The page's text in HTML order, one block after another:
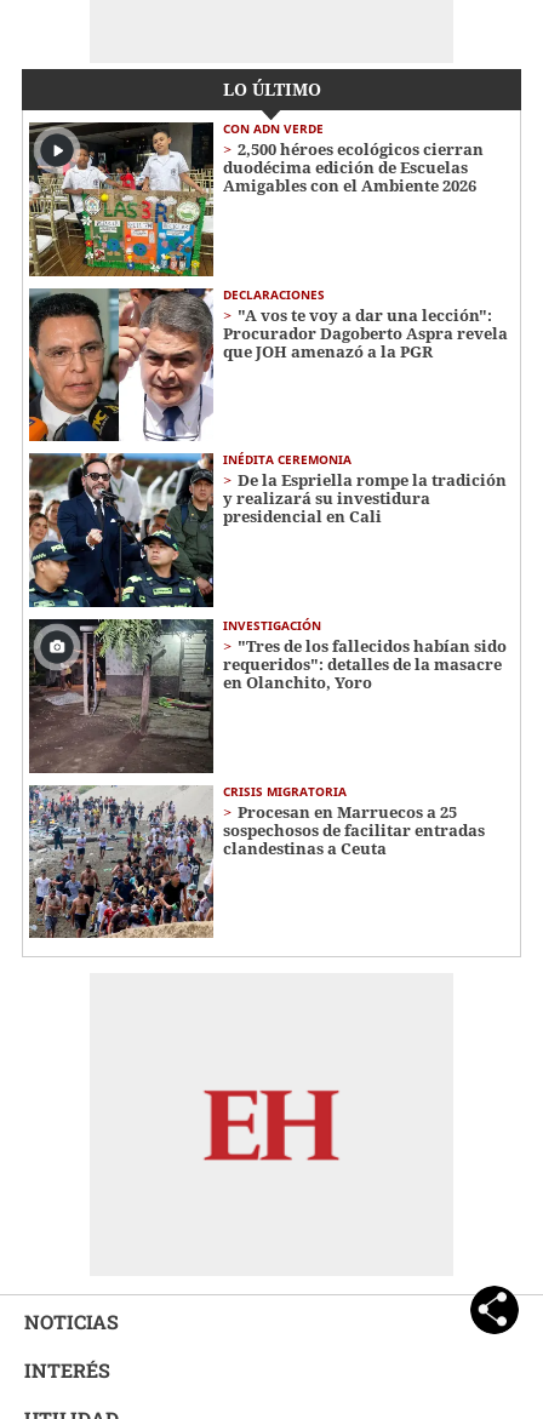
LO ÚLTIMO
CON ADN VERDE
2,500 héroes ecológicos cierran
duodécima edición de Escuelas
Amigables con el Ambiente 2026
DECLARACIONES
"A vos te voy a dar una lección":
Procurador Dagoberto Aspra revela
que JOH amenazó a la PGR
INÉDITA CEREMONIA
De la Espriella rompe la tradición
y realizará su investidura
presidencial en Cali
INVESTIGACIÓN
"Tres de los fallecidos habían sido
requeridos": detalles de la masacre
en Olanchito, Yoro
CRISIS MIGRATORIA
Procesan en Marruecos a 25
sospechosos de facilitar entradas
clandestinas a Ceuta
NOTICIAS
INTERÉS